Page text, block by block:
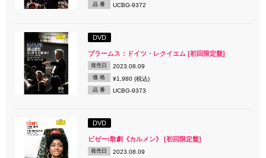
品 番 UCBG-9372
DVD
ブラームス：ドイツ・レクイエム [初回限定盤]
発売日 2023.08.09
価 格 ¥1,980 (税込)
品 番 UCBG-9373
DVD
ビゼー:歌劇《カルメン》 [初回限定盤]
発売日 2023.08.09